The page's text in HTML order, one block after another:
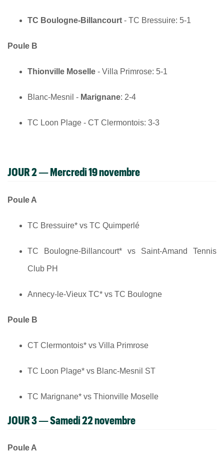
TC Boulogne-Billancourt - TC Bressuire: 5-1
Poule B
Thionville Moselle - Villa Primrose: 5-1
Blanc-Mesnil - Marignane: 2-4
TC Loon Plage - CT Clermontois: 3-3
JOUR 2 — Mercredi 19 novembre
Poule A
TC Bressuire* vs TC Quimperlé
TC Boulogne-Billancourt* vs Saint-Amand Tennis
Club PH
Annecy-le-Vieux TC* vs TC Boulogne
Poule B
CT Clermontois* vs Villa Primrose
TC Loon Plage* vs Blanc-Mesnil ST
TC Marignane* vs Thionville Moselle
JOUR 3 — Samedi 22 novembre
Poule A